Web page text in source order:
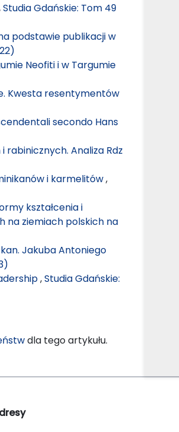
Studia Gdańskie: Tom 49
podstawie publikacji w
Neofiti i w Targumie
Kwesta resentymentów
secondo Hans
rabinicznych. Analiza Rdz
i karmelitów,
kształcenia i
na ziemiach polskich na
Jakuba Antoniego
,Studia Gdańskie:
dla tego artykułu.